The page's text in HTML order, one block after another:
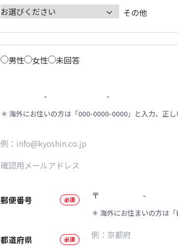
その他
男性 女性 未回答
- -
海外にお住いの方は「000-0000-0000」と入力、正
郵便番号 必須 〒 -
海外にお住まいの方は
都道府県 必須